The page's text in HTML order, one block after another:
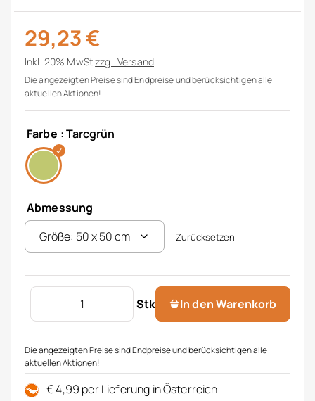
29,23€
Inkl. 20% MwSt.zzgl.Versand
Die angezeigten Preise sind Endpreise und berücksichtigen alle
aktuellen Aktionen!
Farbe : Tarcgrün
Abmessung
Zurücksetzen
Stk
Bidetvorleger Prag Menge
In den Warenkorb
Die angezeigten Preise sind Endpreise und berücksichtigen alle
aktuellen Aktionen!
€ 4,99 per Lieferung in Österreich